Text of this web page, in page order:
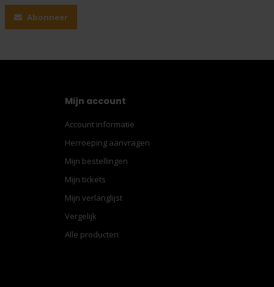
Abonneer
Mijn account
Account informatie
Herroeping aanvragen
Mijn bestellingen
Mijn tickets
Mijn verlanglijst
Vergelijk
Alle producten